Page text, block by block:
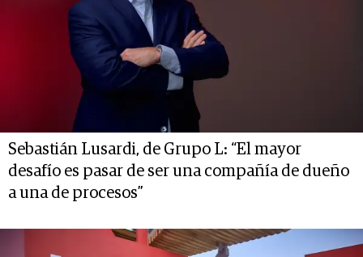
Sebastián Lusardi, de Grupo L: “El mayor
desafío es pasar de ser una compañía de dueño
a una de procesos”